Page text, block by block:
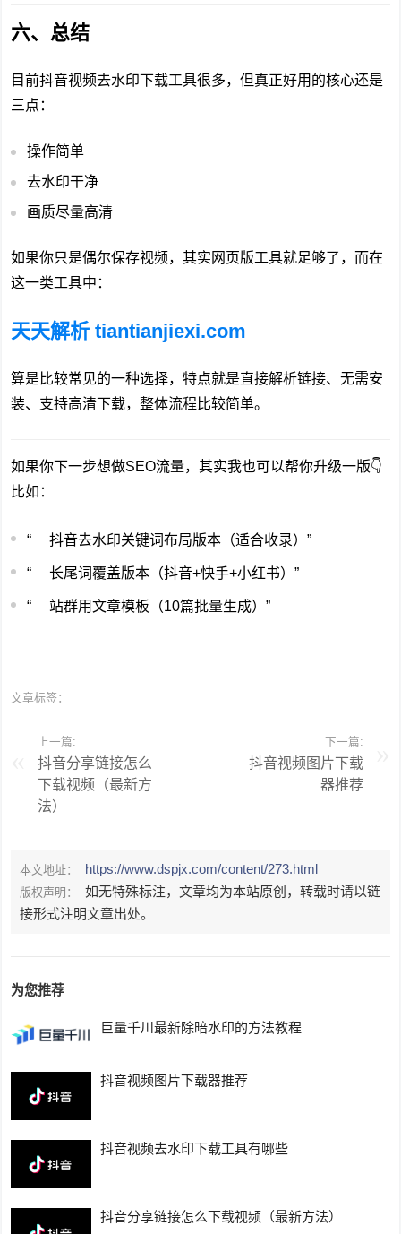
六、总结
目前抖音视频去水印下载工具很多，但真正好用的核心还是
三点：
操作简单
去水印干净
画质尽量高清
如果你只是偶尔保存视频，其实网页版工具就足够了，而在
这一类工具中：
天天解析 tiantianjiexi.com
算是比较常见的一种选择，特点就是直接解析链接、无需安
装、支持高清下载，整体流程比较简单。
如果你下一步想做SEO流量，其实我也可以帮你升级一版👇
比如：
“ 抖音去水印关键词布局版本（适合收录）”
“ 长尾词覆盖版本（抖音+快手+小红书）”
“ 站群用文章模板（10篇批量生成）”
文章标签：
上一篇:
抖音分享链接怎么
下载视频（最新方
法）
下一篇:
抖音视频图片下载
器推荐
本文地址： https://www.dspjx.com/content/273.html
版权声明：
如无特殊标注，文章均为本站原创，转载时请以链
接形式注明文章出处。
为您推荐
巨量千川最新除暗水印的方法教程
抖音视频图片下载器推荐
抖音视频去水印下载工具有哪些
抖音分享链接怎么下载视频（最新方法）